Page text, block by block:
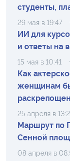
студенты,
29 мая в 19:47
ИИ для
и ответы на
15 мая в 10:41
Как
женщинам
25 апреля в
Маршрут по
Сенной
08 апреля в